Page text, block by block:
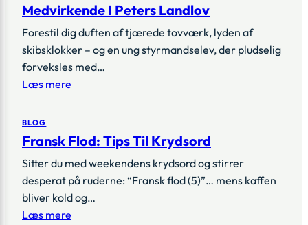
Medvirkende I Peters Landlov
Forestil dig duften af tjærede tovværk, lyden af
skibsklokker – og en ung styrmandselev, der pludselig
forveksles med…
Læs mere
BLOG
Fransk Flod: Tips Til Krydsord
Sitter du med weekendens krydsord og stirrer
desperat på ruderne: “Fransk flod (5)”… mens kaffen
bliver kold og…
Læs mere